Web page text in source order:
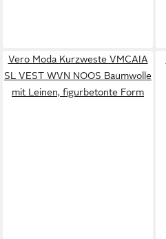
Vero Moda Kurzweste VMCAIA
SL VEST WVN NOOS Baumwolle
mit Leinen, figurbetonte Form